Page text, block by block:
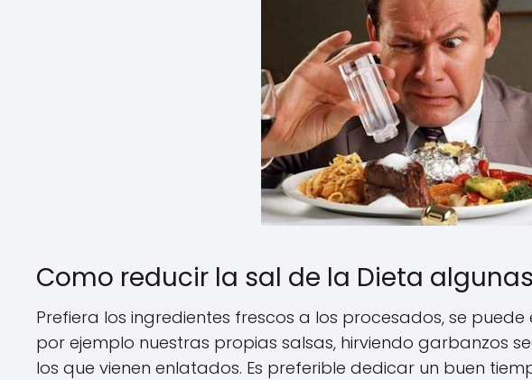
Como reducir la sal de la Dieta
Prefiera los ingredientes frescos a los procesados, se
por ejemplo nuestras propias salsas, hirviendo garbanzos
los que vienen enlatados. Es preferible dedicar un buen